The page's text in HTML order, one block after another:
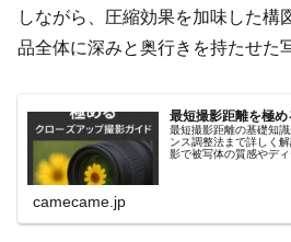
しながら、圧縮効果を加味した構
品全体に深みと奥行きを持たせた
最短撮影距離を極
最短撮影距離の基礎知
ンス調整法まで詳しく
影で被写体の質感やデ
camecame.jp